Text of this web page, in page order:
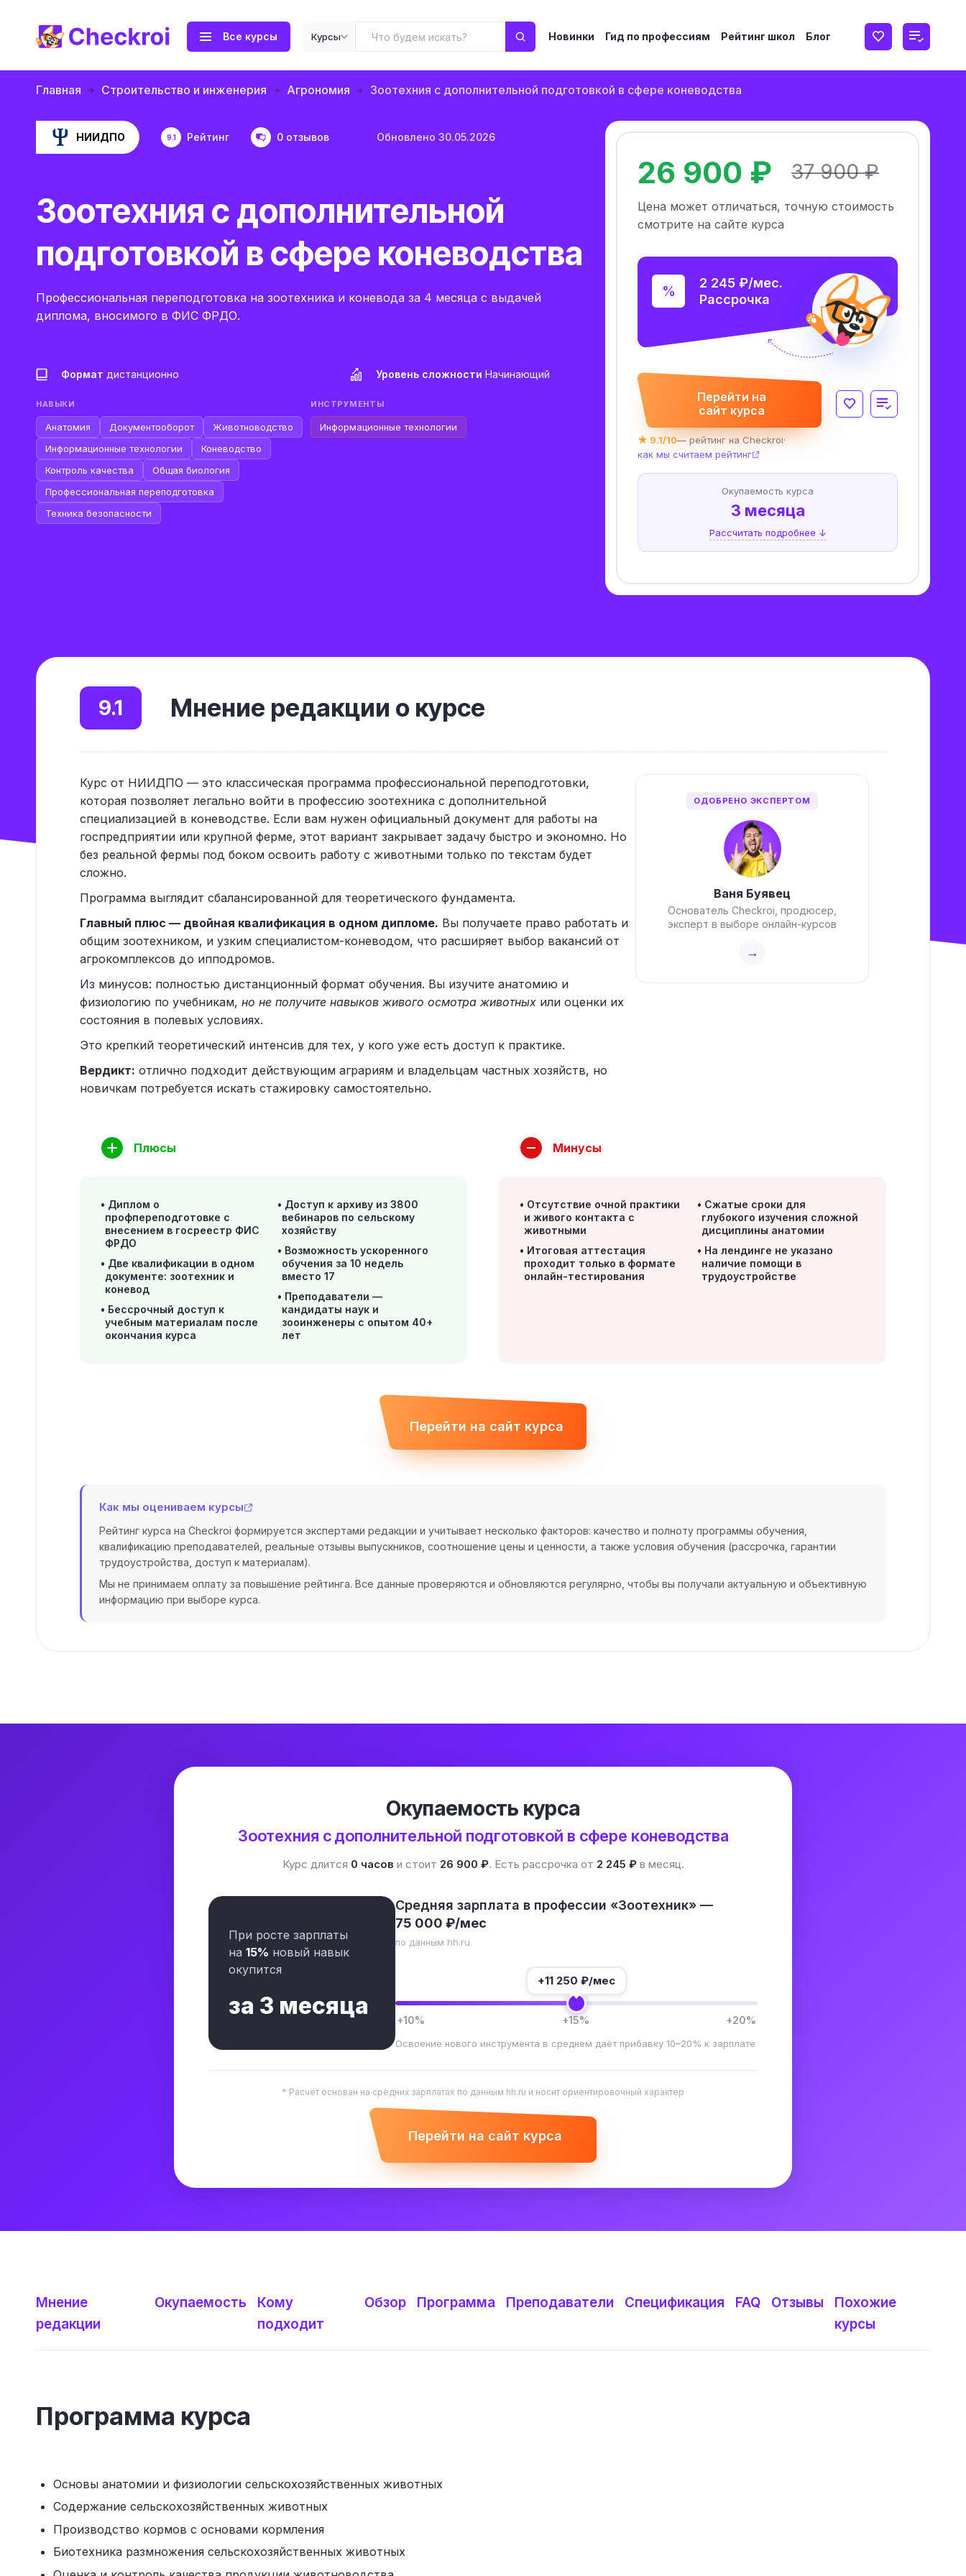
Все курсы Курсы Новинки Гид по профессиям Рейтинг школ Блог
Главная Строительство и инженерия Агрономия Зоотехния с дополнительной подготовкой в сфере коневодства
НИИДПО 9.1 Рейтинг 0 отзывов Обновлено 30.05.2026
Зоотехния с дополнительной
подготовкой в сфере коневодства
Профессиональная переподготовка на зоотехника и коневода за 4 месяца с выдачей
диплома, вносимого в ФИС ФРДО.
Формат дистанционно Уровень сложности Начинающий
НАВЫКИ
Анатомия Документооборот
Животноводство
Информационные технологии
Коневодство
Контроль качества
Общая биология
Профессиональная переподготовка
Техника безопасности
ИНСТРУМЕНТЫ
Информационные технологии
26 900 ₽ 37 900 ₽
Цена может отличаться, точную стоимость
смотрите на сайте курса
2 245 ₽/мес.
Рассрочка
Перейти на
сайт курса
★ 9.1/10— рейтинг на Checkroi·
как мы считаем рейтинг
Окупаемость курса
3 месяца
Рассчитать подробнее ↓
Мнение редакции о курсе
9.1
Курс от НИИДПО — это классическая программа профессиональной переподготовки,
которая позволяет легально войти в профессию зоотехника с дополнительной
специализацией в коневодстве. Если вам нужен официальный документ для работы на
госпредприятии или крупной ферме, этот вариант закрывает задачу быстро и экономно. Но
без реальной фермы под боком освоить работу с животными только по текстам будет
сложно.
Программа выглядит сбалансированной для теоретического фундамента.
Главный плюс — двойная квалификация в одном дипломе. Вы получаете право работать и
общим зоотехником, и узким специалистом-коневодом, что расширяет выбор вакансий от
агрокомплексов до ипподромов.
Из минусов: полностью дистанционный формат обучения. Вы изучите анатомию и
физиологию по учебникам, но не получите навыков живого осмотра животных или оценки их
состояния в полевых условиях.
Это крепкий теоретический интенсив для тех, у кого уже есть доступ к практике.
Вердикт: отлично подходит действующим аграриям и владельцам частных хозяйств, но
новичкам потребуется искать стажировку самостоятельно.
ОДОБРЕНО ЭКСПЕРТОМ
Ваня Буявец
Основатель Checkroi, продюсер,
эксперт в выборе онлайн-курсов
→
Плюсы
Диплом о
профпереподготовке с
внесением в госреестр ФИС
ФРДО
Две квалификации в одном
документе: зоотехник и
коневод
Бессрочный доступ к
учебным материалам после
окончания курса
Доступ к архиву из 3800
вебинаров по сельскому
хозяйству
Возможность ускоренного
обучения за 10 недель
вместо 17
Преподаватели —
кандидаты наук и
зооинженеры с опытом 40+
лет
Минусы
Отсутствие очной практики
и живого контакта с
животными
Итоговая аттестация
проходит только в формате
онлайн-тестирования
Сжатые сроки для
глубокого изучения сложной
дисциплины анатомии
На лендинге не указано
наличие помощи в
трудоустройстве
Перейти на сайт курса
Как мы оцениваем курсы
Рейтинг курса на Checkroi формируется экспертами редакции и учитывает несколько факторов: качество и полноту программы обучения,
квалификацию преподавателей, реальные отзывы выпускников, соотношение цены и ценности, а также условия обучения (рассрочка, гарантии
трудоустройства, доступ к материалам).
Мы не принимаем оплату за повышение рейтинга. Все данные проверяются и обновляются регулярно, чтобы вы получали актуальную и объективную
информацию при выборе курса.
Окупаемость курса
Зоотехния с дополнительной подготовкой в сфере коневодства
Курс длится 0 часов и стоит 26 900 ₽. Есть рассрочка от 2 245 ₽в месяц.
При росте зарплаты
на 15% новый навык
окупится
за 3 месяца
Средняя зарплата в профессии «Зоотехник» —
75 000 ₽/мес
по данным hh.ru
+11 250 ₽/мес
+10% +15% +20%
Освоение нового инструмента в среднем даёт прибавку 10–20% к зарплате
* Расчёт основан на средних зарплатах по данным hh.ru и носит ориентировочный характер
Перейти на сайт курса
Мнение
редакции
Окупаемость
Кому
подходит
Обзор Программа Преподаватели Спецификация FAQ Отзывы
Похожие
курсы
Программа курса
Основы анатомии и физиологии сельскохозяйственных животных
Содержание сельскохозяйственных животных
Производство кормов с основами кормления
Биотехника размножения сельскохозяйственных животных